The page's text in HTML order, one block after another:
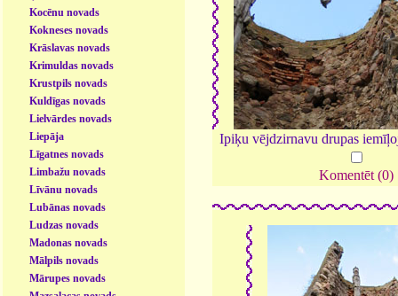
Kocēnu novads
Kokneses novads
Krāslavas novads
Krimuldas novads
Krustpils novads
Kuldīgas novads
Lielvārdes novads
Liepāja
Līgatnes novads
Limbažu novads
Līvānu novads
Lubānas novads
Ludzas novads
Madonas novads
Mālpils novads
Mārupes novads
Ipiķu vējdzirnavu drupas
Komentēt (0)